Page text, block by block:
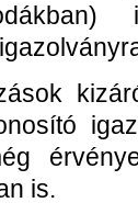
is.